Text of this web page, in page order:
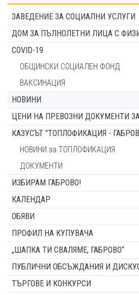
ЗАВЕДЕНИЕ ЗА СОЦИАЛНИ УСЛУГИ
ДОМ ЗА ПЪЛНОЛЕТНИ ЛИЦА С
COVID-19
ОБЩИНСКИ СОЦИАЛЕН ФОНД
ВАКСИНАЦИЯ
НОВИНИ
ЦЕНИ НА ПРЕВОЗНИ ДОКУМЕНТИ
КАЗУСЪТ "ТОПЛОФИКАЦИЯ -
НОВИНИ за ТОПЛОФИКАЦИЯ
ДОКУМЕНТИ
ИЗБИРАМ ГАБРОВО!
КАЛЕНДАР
ОБЯВИ
ПРОФИЛ НА КУПУВАЧА
„ШАПКА ТИ СВАЛЯМЕ, ГАБРОВО“
ПУБЛИЧНИ ОБСЪЖДАНИЯ И
ТЪРГОВЕ И КОНКУРСИ